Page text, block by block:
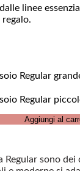
linee
Regular
Regular
Aggiungi al
Regular sono